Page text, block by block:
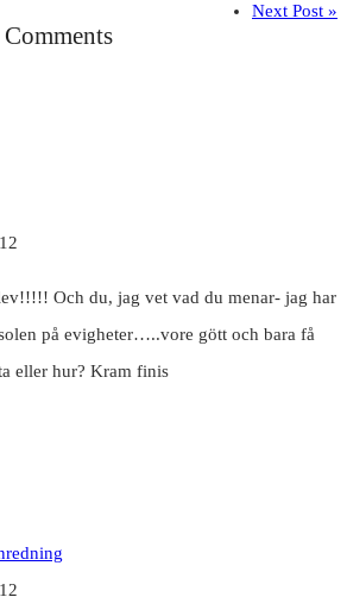
Next Post »
Comments
Och du, jag vet vad du menar- jag har
på evigheter…..vore gött och bara få
eller hur? Kram finis